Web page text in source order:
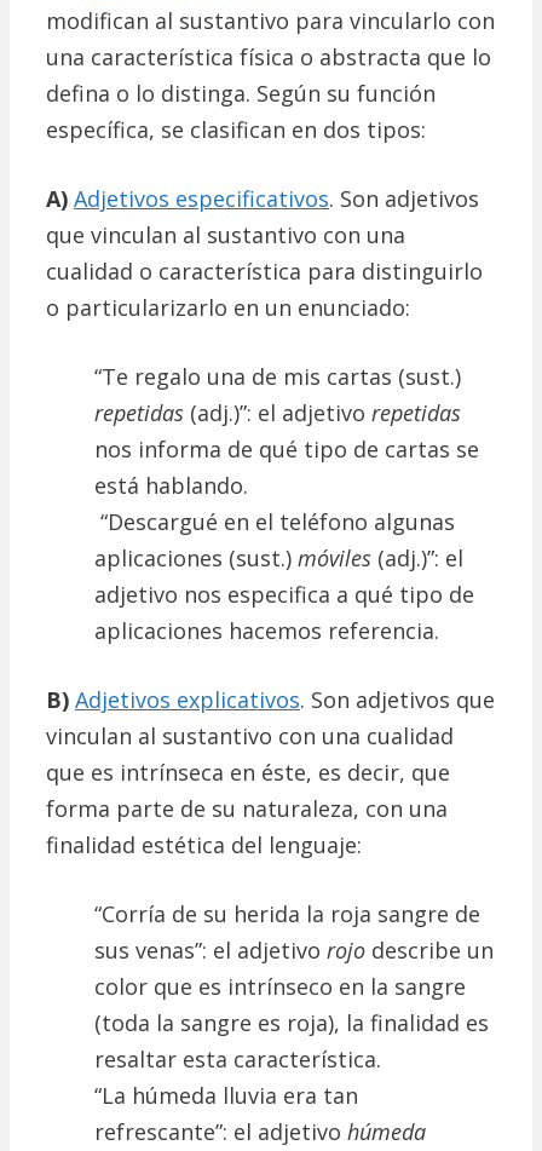
modifican al sustantivo para vincularlo con
una característica física o abstracta que lo
defina o lo distinga. Según su función
específica, se clasifican en dos tipos:
A) Adjetivos especificativos. Son adjetivos
que vinculan al sustantivo con una
cualidad o característica para distinguirlo
o particularizarlo en un enunciado:
“Te regalo una de mis cartas (sust.)
repetidas (adj.)”: el adjetivo repetidas
nos informa de qué tipo de cartas se
está hablando.
“Descargué en el teléfono algunas
aplicaciones (sust.) móviles (adj.)”: el
adjetivo nos especifica a qué tipo de
aplicaciones hacemos referencia.
B) Adjetivos explicativos. Son adjetivos que
vinculan al sustantivo con una cualidad
que es intrínseca en éste, es decir, que
forma parte de su naturaleza, con una
finalidad estética del lenguaje:
“Corría de su herida la roja sangre de
sus venas”: el adjetivo rojo describe un
color que es intrínseco en la sangre
(toda la sangre es roja), la finalidad es
resaltar esta característica.
“La húmeda lluvia era tan
refrescante”: el adjetivo húmeda